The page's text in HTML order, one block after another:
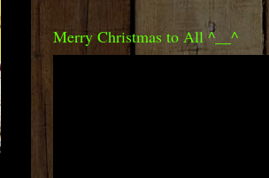
Merry Christmas to All ^__^